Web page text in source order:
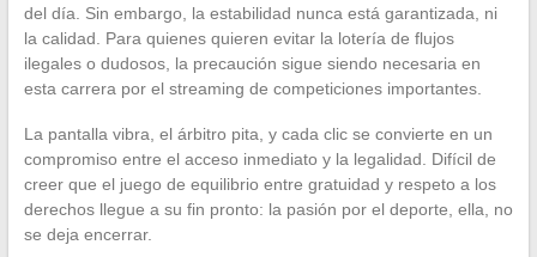
del día. Sin embargo, la estabilidad nunca está garantizada, ni
la calidad. Para quienes quieren evitar la lotería de flujos
ilegales o dudosos, la precaución sigue siendo necesaria en
esta carrera por el streaming de competiciones importantes.
La pantalla vibra, el árbitro pita, y cada clic se convierte en un
compromiso entre el acceso inmediato y la legalidad. Difícil de
creer que el juego de equilibrio entre gratuidad y respeto a los
derechos llegue a su fin pronto: la pasión por el deporte, ella, no
se deja encerrar.